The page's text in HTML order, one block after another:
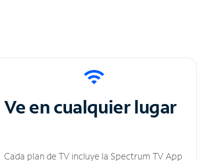
Ve en cualquier lugar
Cada plan de TV incluye la Spectrum TV App